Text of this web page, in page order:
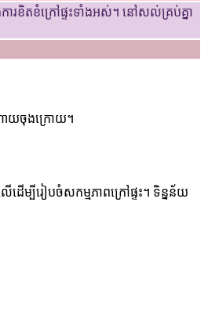
ារខិតខំក្រៅផ្ទះទាំងអស់។ នៅសល់គ្រប់គ្នា
ហាយចុងក្រោយ។
ើម្បីរៀបចំសកម្មភាពក្រៅផ្ទះ។ ទិន្នន័យ